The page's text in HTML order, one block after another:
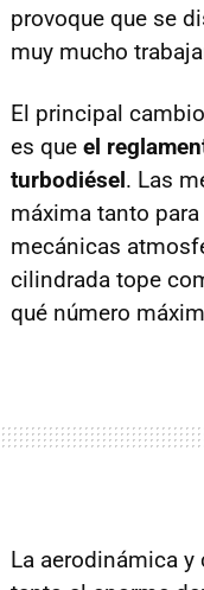
provoque que se
muy mucho
El principal
es que el
turbodiésel. Las
máxima tanto
mecánicas
cilindrada tope
qué número
La aerodinámica